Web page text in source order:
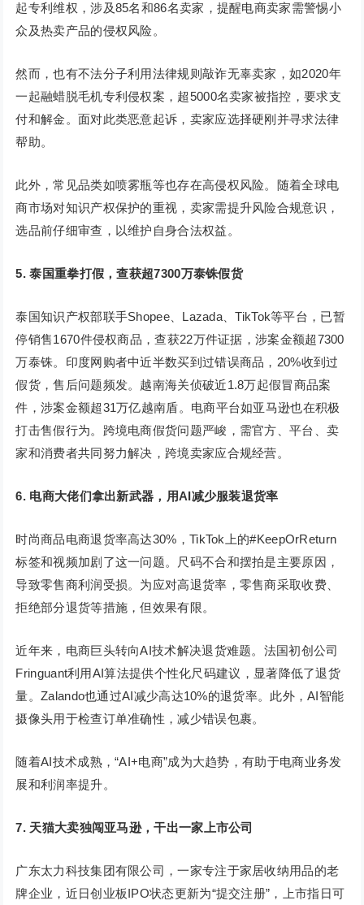
起专利维权，涉及85名和86名卖家，提醒电商卖家需警惕小
众及热卖产品的侵权风险。
然而，也有不法分子利用法律规则敲诈无辜卖家，如2020年
一起融蜡脱毛机专利侵权案，超5000名卖家被指控，要求支
付和解金。面对此类恶意起诉，卖家应选择硬刚并寻求法律
帮助。
此外，常见品类如喷雾瓶等也存在高侵权风险。随着全球电
商市场对知识产权保护的重视，卖家需提升风险合规意识，
选品前仔细审查，以维护自身合法权益。
5.泰国重拳打假，查获超7300万泰铢假货
泰国知识产权部联手Shopee、Lazada、TikTok等平台，已暂
停销售1670件侵权商品，查获22万件证据，涉案金额超7300
万泰铢。印度网购者中近半数买到过错误商品，20%收到过
假货，售后问题频发。越南海关侦破近1.8万起假冒商品案
件，涉案金额超31万亿越南盾。电商平台如亚马逊也在积极
打击售假行为。跨境电商假货问题严峻，需官方、平台、卖
家和消费者共同努力解决，跨境卖家应合规经营。
6. 电商大佬们拿出新武器，用AI减少服装退货率
时尚商品电商退货率高达30%，TikTok上的#KeepOrReturn
标签和视频加剧了这一问题。尺码不合和摆拍是主要原因，
导致零售商利润受损。为应对高退货率，零售商采取收费、
拒绝部分退货等措施，但效果有限。
近年来，电商巨头转向AI技术解决退货难题。法国初创公司
Fringuant利用AI算法提供个性化尺码建议，显著降低了退货
量。Zalando也通过AI减少高达10%的退货率。此外，AI智能
摄像头用于检查订单准确性，减少错误包裹。
随着AI技术成熟，“AI+电商”成为大趋势，有助于电商业务发
展和利润率提升。
7. 天猫大卖独闯亚马逊，干出一家上市公司
广东太力科技集团有限公司，一家专注于家居收纳用品的老
牌企业，近日创业板IPO状态更新为“提交注册”，上市指日可